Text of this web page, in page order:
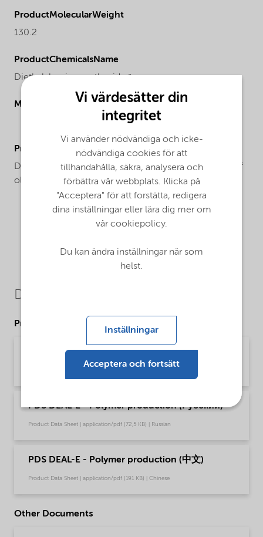
ProductMolecularWeight
130.2
ProductChemicalsName
Diethylaluminum ethoxide ᵃ
Molecular drawing
ProductApplications
DEAL-E is used as a cocatalyst in the polymerization of
olefins.
Downloads
Product Data Sheets
PDS DEAL-E - Polymer production (English)
Product Data Sheet | application/pdf (51,4 KB) | English
PDS DEAL-E - Polymer production (Pусский)
Product Data Sheet | application/pdf (72,5 KB) | Russian
PDS DEAL-E - Polymer production (中文)
Product Data Sheet | application/pdf (191 KB) | Chinese
Other Documents
Vi värdesätter din
integritet
Vi använder nödvändiga och icke-
nödvändiga cookies för att
tillhandahålla, säkra, analysera och
förbättra vår webbplats. Klicka på
"Acceptera" för att forstätta, redigera
dina inställningar eller lära dig mer om
vår cookiepolicy.
Du kan ändra inställningar när som
helst.
Inställningar
Acceptera och fortsätt